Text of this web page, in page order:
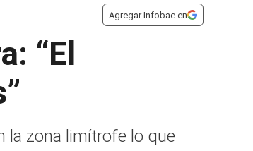
Agregar Infobae en
“El
la zona limítrofe lo que